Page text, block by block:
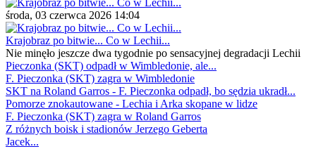
środa, 03 czerwca 2026 14:04
Krajobraz po bitwie... Co w Lechii...
Nie minęło jeszcze dwa tygodnie po sensacyjnej degradacji Lechii
Pieczonka (SKT) odpadł w Wimbledonie, ale...
F. Pieczonka (SKT) zagra w Wimbledonie
SKT na Roland Garros - F. Pieczonka odpadł, bo sędzia ukradł...
Pomorze znokautowane - Lechia i Arka skopane w lidze
F. Pieczonka (SKT) zagra w Roland Garros
Z różnych boisk i stadionów Jerzego Geberta
Jacek...